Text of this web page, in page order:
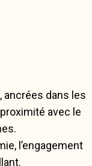
ancrées dans les
avec le
l’engagement